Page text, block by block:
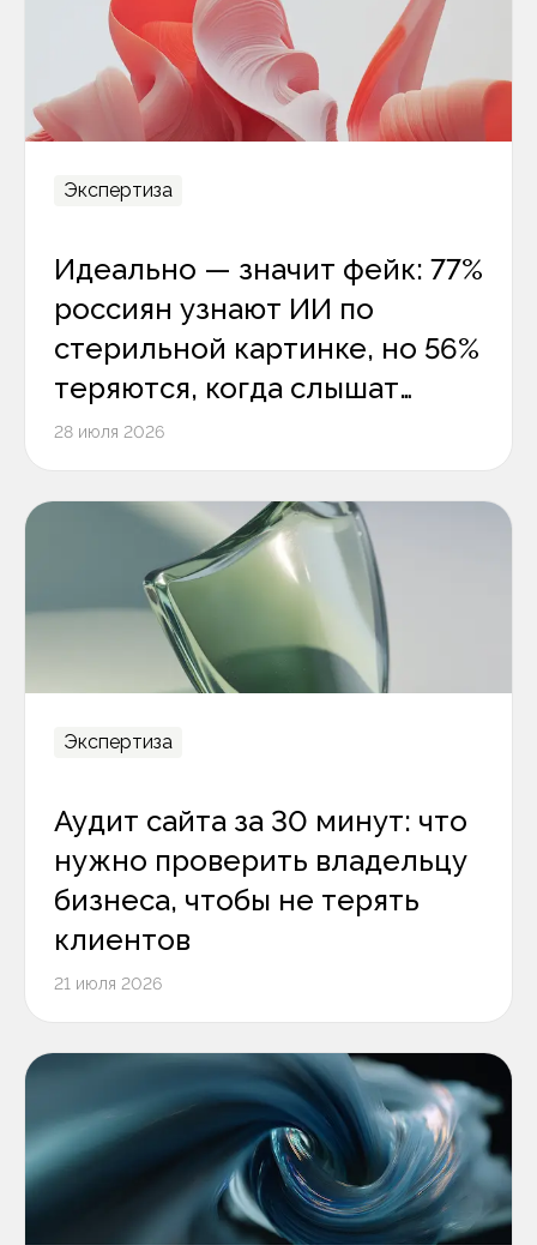
Экспертиза
Идеально — значит фейк: 77%
россиян узнают ИИ по
стерильной картинке, но 56%
теряются, когда слышат
цифровой голос
28 июля 2026
Экспертиза
Аудит сайта за 30 минут: что
нужно проверить владельцу
бизнеса, чтобы не терять
клиентов
21 июля 2026